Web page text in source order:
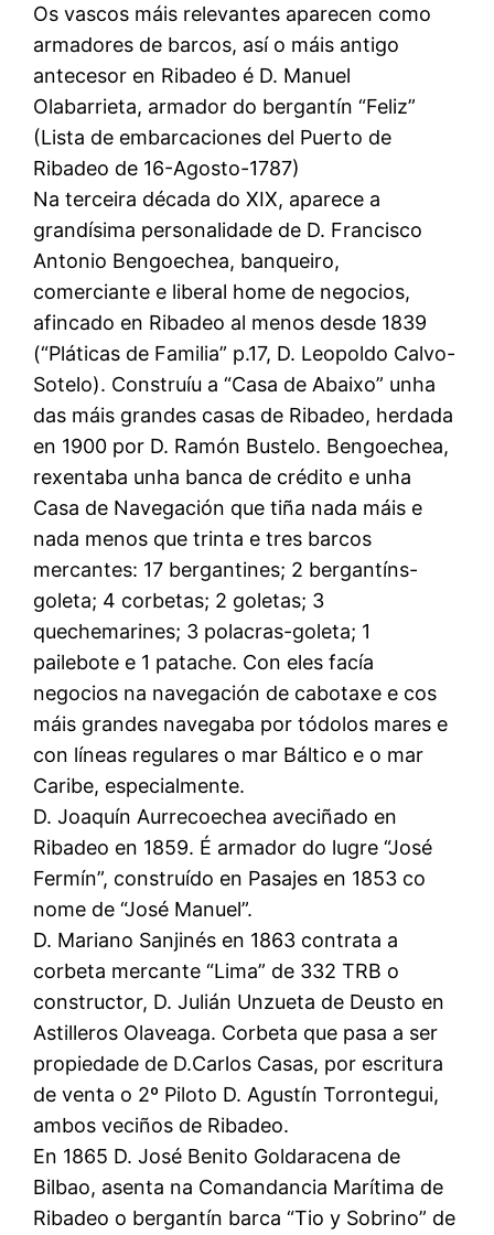
Os vascos máis relevantes aparecen como
armadores de barcos, así o máis antigo
antecesor en Ribadeo é D. Manuel
Olabarrieta, armador do bergantín “Feliz”
(Lista de embarcaciones del Puerto de
Ribadeo de 16-Agosto-1787)
Na terceira década do XIX, aparece a
grandísima personalidade de D. Francisco
Antonio Bengoechea, banqueiro,
comerciante e liberal home de negocios,
afincado en Ribadeo al menos desde 1839
(“Pláticas de Familia” p.17, D. Leopoldo Calvo-
Sotelo). Construíu a “Casa de Abaixo” unha
das máis grandes casas de Ribadeo, herdada
en 1900 por D. Ramón Bustelo. Bengoechea,
rexentaba unha banca de crédito e unha
Casa de Navegación que tiña nada máis e
nada menos que trinta e tres barcos
mercantes: 17 bergantines; 2 bergantíns-
goleta; 4 corbetas; 2 goletas; 3
quechemarines; 3 polacras-goleta; 1
pailebote e 1 patache. Con eles facía
negocios na navegación de cabotaxe e cos
máis grandes navegaba por tódolos mares e
con líneas regulares o mar Báltico e o mar
Caribe, especialmente.
D. Joaquín Aurrecoechea aveciñado en
Ribadeo en 1859. É armador do lugre “José
Fermín”, construído en Pasajes en 1853 co
nome de “José Manuel”.
D. Mariano Sanjinés en 1863 contrata a
corbeta mercante “Lima” de 332 TRB o
constructor, D. Julián Unzueta de Deusto en
Astilleros Olaveaga. Corbeta que pasa a ser
propiedade de D.Carlos Casas, por escritura
de venta o 2º Piloto D. Agustín Torrontegui,
ambos veciños de Ribadeo.
En 1865 D. José Benito Goldaracena de
Bilbao, asenta na Comandancia Marítima de
Ribadeo o bergantín barca “Tio y Sobrino” de